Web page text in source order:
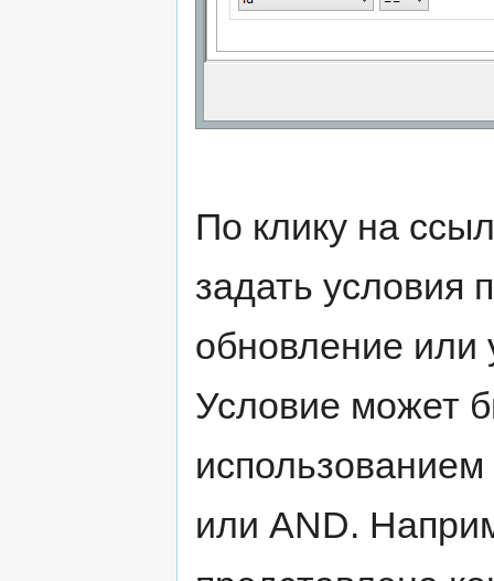
По клику на
задать условия
обновление
Условие может
или AND.